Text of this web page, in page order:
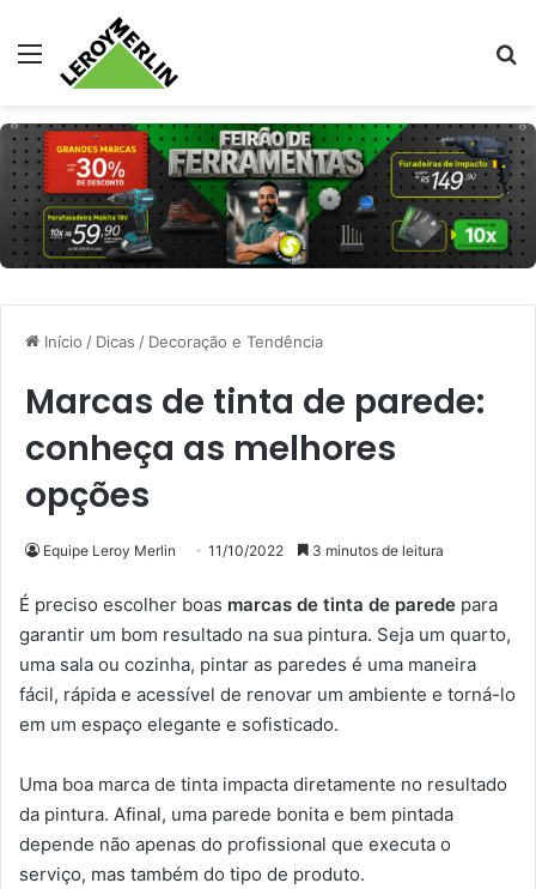
Menu
Início / Dicas / Decoração e Tendência
Marcas de tinta de parede:
conheça as melhores
opções
Equipe Leroy Merlin 11/10/2022 3 minutos de leitura
É preciso escolher boas marcas de tinta de parede para
garantir um bom resultado na sua pintura. Seja um quarto,
uma sala ou cozinha, pintar as paredes é uma maneira
fácil, rápida e acessível de renovar um ambiente e torná-lo
em um espaço elegante e sofisticado.
Uma boa marca de tinta impacta diretamente no resultado
da pintura. Afinal, uma parede bonita e bem pintada
depende não apenas do profissional que executa o
serviço, mas também do tipo de produto.